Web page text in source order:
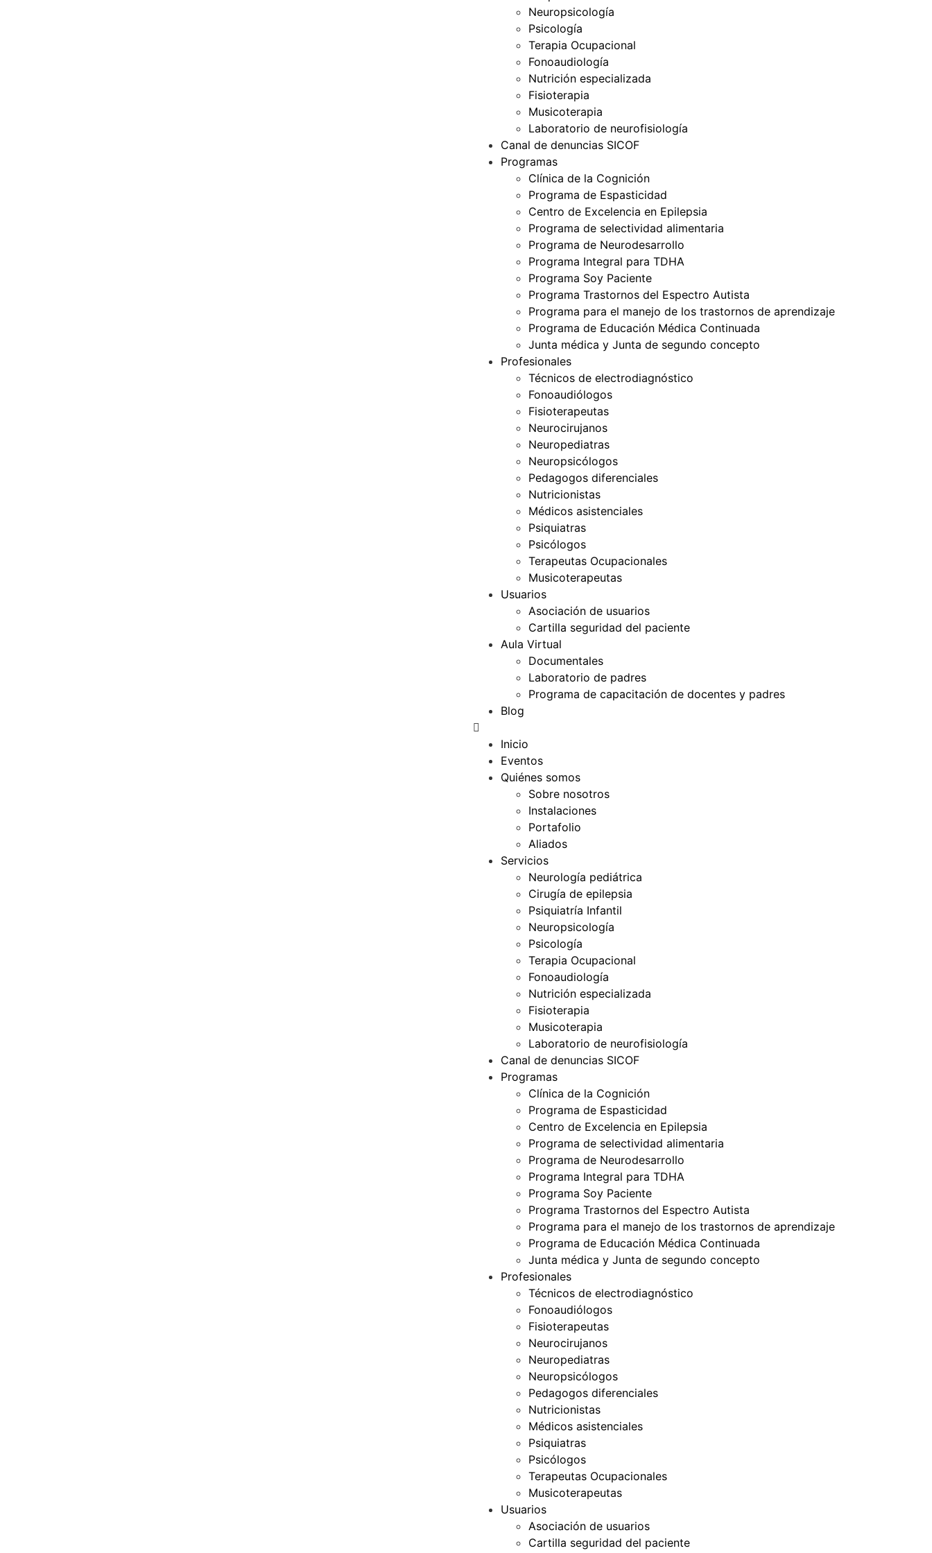
Neuropsicología
Psicología
Terapia Ocupacional
Fonoaudiología
Nutrición especializada
Fisioterapia
Musicoterapia
Laboratorio de neurofisiología
Canal de denuncias SICOF
Programas
Clínica de la Cognición
Programa de Espasticidad
Centro de Excelencia en Epilepsia
Programa de selectividad alimentaria
Programa de Neurodesarrollo
Programa Integral para TDHA
Programa Soy Paciente
Programa Trastornos del Espectro Autista
Programa para el manejo de los trastornos de aprendizaje
Programa de Educación Médica Continuada
Junta médica y Junta de segundo concepto
Profesionales
Técnicos de electrodiagnóstico
Fonoaudiólogos
Fisioterapeutas
Neurocirujanos
Neuropediatras
Neuropsicólogos
Pedagogos diferenciales
Nutricionistas
Médicos asistenciales
Psiquiatras
Psicólogos
Terapeutas Ocupacionales
Musicoterapeutas
Usuarios
Asociación de usuarios
Cartilla seguridad del paciente
Aula Virtual
Documentales
Laboratorio de padres
Programa de capacitación de docentes y padres
Blog
Inicio
Eventos
Quiénes somos
Sobre nosotros
Instalaciones
Portafolio
Aliados
Servicios
Neurología pediátrica
Cirugía de epilepsia
Psiquiatría Infantil
Neuropsicología
Psicología
Terapia Ocupacional
Fonoaudiología
Nutrición especializada
Fisioterapia
Musicoterapia
Laboratorio de neurofisiología
Canal de denuncias SICOF
Programas
Clínica de la Cognición
Programa de Espasticidad
Centro de Excelencia en Epilepsia
Programa de selectividad alimentaria
Programa de Neurodesarrollo
Programa Integral para TDHA
Programa Soy Paciente
Programa Trastornos del Espectro Autista
Programa para el manejo de los trastornos de aprendizaje
Programa de Educación Médica Continuada
Junta médica y Junta de segundo concepto
Profesionales
Técnicos de electrodiagnóstico
Fonoaudiólogos
Fisioterapeutas
Neurocirujanos
Neuropediatras
Neuropsicólogos
Pedagogos diferenciales
Nutricionistas
Médicos asistenciales
Psiquiatras
Psicólogos
Terapeutas Ocupacionales
Musicoterapeutas
Usuarios
Asociación de usuarios
Cartilla seguridad del paciente